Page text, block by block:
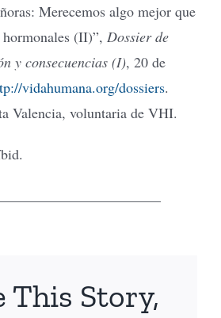
Merecemos algo mejor que
(II)”, Dossier de
y consecuencias (I), 20 de
vidahumana.org/dossiers.
Valencia, voluntaria de VHI.
This Story,